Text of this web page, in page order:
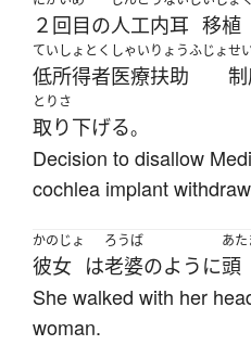
２回目の人工内耳 移植
ていしょとくしゃいりょうふじょ
低所得者医療扶助
せ
とりさ
取り下げる。
Decision to disallow
cochlea implant
かのじょ
彼女 は
ろうば
老婆のように
あた
頭
She walked with her
woman.